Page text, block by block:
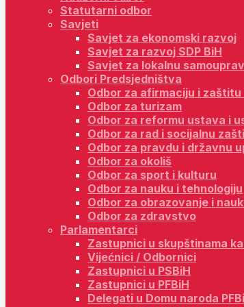
Statutarni odbor
Savjeti
Savjet za ekonomski razvoj
Savjet za razvoj SDP BiH
Savjet za lokalnu
Odbori Predsjedništva
Odbor za afirmaciju i
Odbor za turizam
Odbor za reformu ustava i
Odbor za rad i socijalnu
Odbor za pravdu i državnu
Odbor za okoliš
Odbor za sport i kulturu
Odbor za nauku i tehnologiju
Odbor za obrazovanje i
Odbor za zdravstvo
Parlamentarci
Zastupnici u skupštinama
Vijećnici / Odbornici
Zastupnici u PSBiH
Zastupnici u PFBiH
Delegati u Domu naroda